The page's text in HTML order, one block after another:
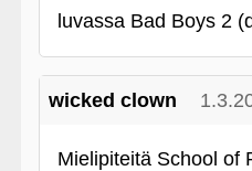
luvassa Bad Boys 2
wicked clown
Mielipiteitä School of